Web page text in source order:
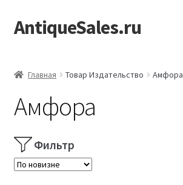
Перейти
к
Перейти
к
AntiqueSales.ru
Главная Товар Издательство Амфора
Амфора
Фильтр